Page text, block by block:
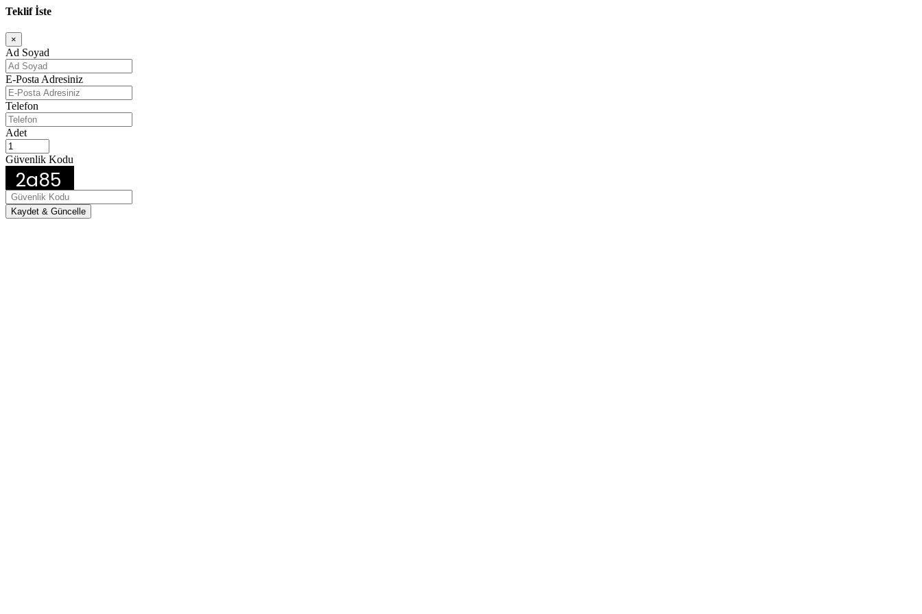
Teklif İste
×
Ad Soyad
E-Posta Adresiniz
Telefon
Adet
Güvenlik Kodu